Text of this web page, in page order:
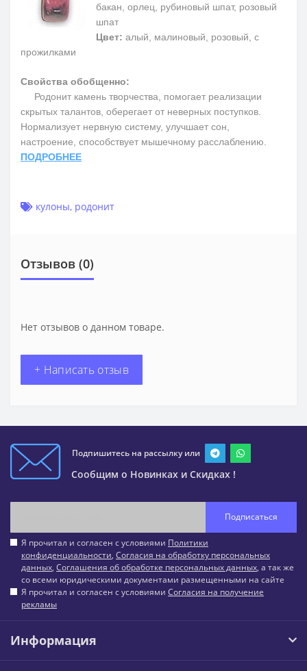
бакан, орлец, рубиновый шпат, розовый
шпат
Цвет: алый, малиновый, розовый, с
прожилками
Свойства обобщенно:
Родонит камень творчества, помогает реализации
скрытых талантов, оберегает от неверных поступков.
Нормализует нервную систему, улучшает сон,
настроение, способствует мышечному расслаблению.
ПОДРОБНЕЕ
кулоны, родонит
Отзывов (0)
Нет отзывов о данном товаре.
+ Написать отзыв
Подпишитесь на рассылку или
Сообщим о Новинках и Скидках !
Подписаться
Я прочитал и согласен с условиями Политики
конфиденциальности, Согласия на обработку персональных
данных, Соглашения об обработке персональных данных, а так же
со всеми юридическими документами размещенными на сайте
Я прочитал и согласен с условиями Согласия на получение
рекламы
Информация